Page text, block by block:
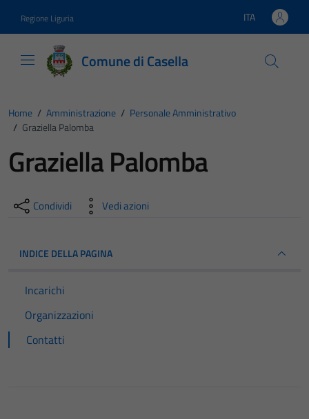
Regione Liguria Lingua attiva:
ITA
Comune di Casella
Home / Amministrazione / Personale Amministrativo
/ Graziella Palomba
Graziella Palomba
Condividi Vedi azioni
INDICE DELLA PAGINA
Incarichi
Organizzazioni
Contatti